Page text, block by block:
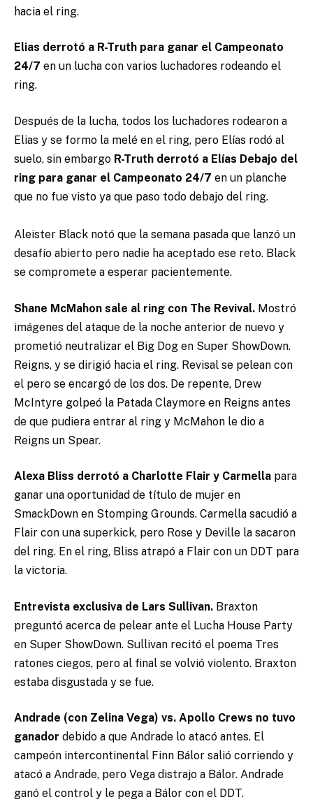
hacia el ring.
Elias derrotó a R-Truth para ganar el Campeonato
24/7 en un lucha con varios luchadores rodeando el
ring.
Después de la lucha, todos los luchadores rodearon a
Elias y se formo la melé en el ring, pero Elías rodó al
suelo, sin embargo R-Truth derrotó a Elías Debajo del
ring para ganar el Campeonato 24/7 en un planche
que no fue visto ya que paso todo debajo del ring.
Aleister Black notó que la semana pasada que lanzó un
desafío abierto pero nadie ha aceptado ese reto. Black
se compromete a esperar pacientemente.
Shane McMahon sale al ring con The Revival. Mostró
imágenes del ataque de la noche anterior de nuevo y
prometió neutralizar el Big Dog en Super ShowDown.
Reigns, y se dirigió hacia el ring. Revisal se pelean con
el pero se encargó de los dos. De repente, Drew
McIntyre golpeó la Patada Claymore en Reigns antes
de que pudiera entrar al ring y McMahon le dio a
Reigns un Spear.
Alexa Bliss derrotó a Charlotte Flair y Carmella para
ganar una oportunidad de título de mujer en
SmackDown en Stomping Grounds. Carmella sacudió a
Flair con una superkick, pero Rose y Deville la sacaron
del ring. En el ring, Bliss atrapó a Flair con un DDT para
la victoria.
Entrevista exclusiva de Lars Sullivan. Braxton
preguntó acerca de pelear ante el Lucha House Party
en Super ShowDown. Sullivan recitó el poema Tres
ratones ciegos, pero al final se volvió violento. Braxton
estaba disgustada y se fue.
Andrade (con Zelina Vega) vs. Apollo Crews no tuvo
ganador debido a que Andrade lo atacó antes. El
campeón intercontinental Finn Bálor salió corriendo y
atacó a Andrade, pero Vega distrajo a Bálor. Andrade
ganó el control y le pega a Bálor con el DDT.